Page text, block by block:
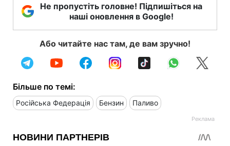
Не пропустіть головне! Підпишіться на
наші оновлення в Google!
Або читайте нас там, де вам зручно!
Більше по темі:
Російська Федерація Бензин Паливо